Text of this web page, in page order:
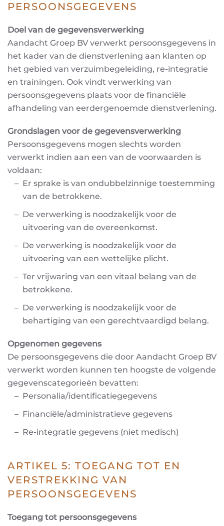
PERSOONSGEGEVENS
Doel van de gegevensverwerking
Aandacht Groep BV verwerkt persoonsgegevens in
het kader van de dienstverlening aan klanten op
het gebied van verzuimbegeleiding, re-integratie
en trainingen. Ook vindt verwerking van
persoonsgegevens plaats voor de financiële
afhandeling van eerdergenoemde dienstverlening.
Grondslagen voor de gegevensverwerking
Persoonsgegevens mogen slechts worden
verwerkt indien aan een van de voorwaarden is
voldaan:
Er sprake is van ondubbelzinnige toestemming
van de betrokkene.
De verwerking is noodzakelijk voor de
uitvoering van de overeenkomst.
De verwerking is noodzakelijk voor de
uitvoering van een wettelijke plicht.
Ter vrijwaring van een vitaal belang van de
betrokkene.
De verwerking is noodzakelijk voor de
behartiging van een gerechtvaardigd belang.
Opgenomen gegevens
De persoonsgegevens die door Aandacht Groep BV
verwerkt worden kunnen ten hoogste de volgende
gegevenscategorieën bevatten:
Personalia/identificatiegegevens
Financiële/administratieve gegevens
Re-integratie gegevens (niet medisch)
ARTIKEL 5: TOEGANG TOT EN
VERSTREKKING VAN
PERSOONSGEGEVENS
Toegang tot persoonsgegevens